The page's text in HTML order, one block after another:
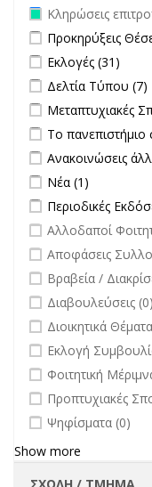
Remove
Κληρώσεις
ApplyΠροκηρύξεις
Apply Εκλογές filter
Εκλογές (31)
Apply Δελτία
Δελτία Τύπου (7)
ApplyΜεταπτυχιακές
Apply Το
Το πανεπιστήμιο
ApplyΑνακοινώσεις
Apply Νέα filter
Νέα (1)
Apply Περιοδικές
Περιοδικές
undefined
Αλλοδαποί
undefined
Αποφάσεις
undefined
Βραβεία /
undefined
Διαβουλεύσεις (0)
undefined
Διοικητικά
undefined
Εκλογή
undefined
Φοιτητική
undefined
Προπτυχιακές
undefined
Ψηφίσματα (0)
Show more